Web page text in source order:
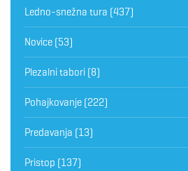
Ledno-snežna tura (437)
Novice (53)
Plezalni tabori (8)
Pohajkovanje (222)
Predavanja (13)
Pristop (137)